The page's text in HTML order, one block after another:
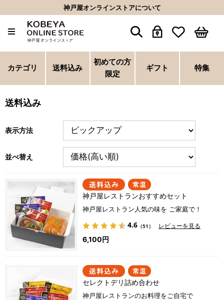
神戸屋オンラインストアについて
カテゴリ 送料込み
初めての方
限定
ギフト 特集
送料込み
表示方法
並べ替え
神戸屋レストランおすすめセット
神戸屋レストラン人気の味を ご家庭で！
4.6 （51）
レビューを見る
6,100円
セレクトデリ詰め合わせ
神戸屋レストランのお料理をご自宅で